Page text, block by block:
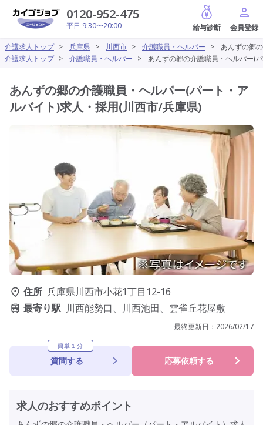
0120-952-475
平日 9:30〜20:00
給与診断
介護求人トップ > 兵庫県 > 川西市 > 介護職員・ヘルパー >
あんずの郷
介護求人トップ > 介護職員・ヘルパー > あんずの郷の介護職員・ヘルパー(
あんずの郷の介護職員・ヘルパー(パート・ア
ルバイト)求人・採用(川西市/兵庫県)
住所 兵庫県川西市小花1丁目12-16
最寄り駅 川西能勢口、川西池田、雲雀丘花屋敷
最終更新日： 2026/02/17
簡単１分
質問する 応募依頼する
求人のおすすめポイント